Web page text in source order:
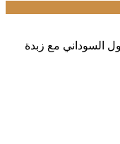
السوداني مع زبدة